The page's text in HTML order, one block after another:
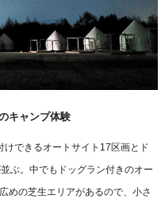
キャンプ体験
できるオートサイト17区画とド
ぶ。中でもドッグラン付きのオー
めの芝生エリアがあるので、小さ